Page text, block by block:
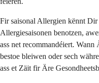
Fir saisonal Allergien kënnt
Allergiesaisonen benotzen,
ass net recommandéiert.
bestoe bleiwen oder sech
ass et Zäit fir Äre